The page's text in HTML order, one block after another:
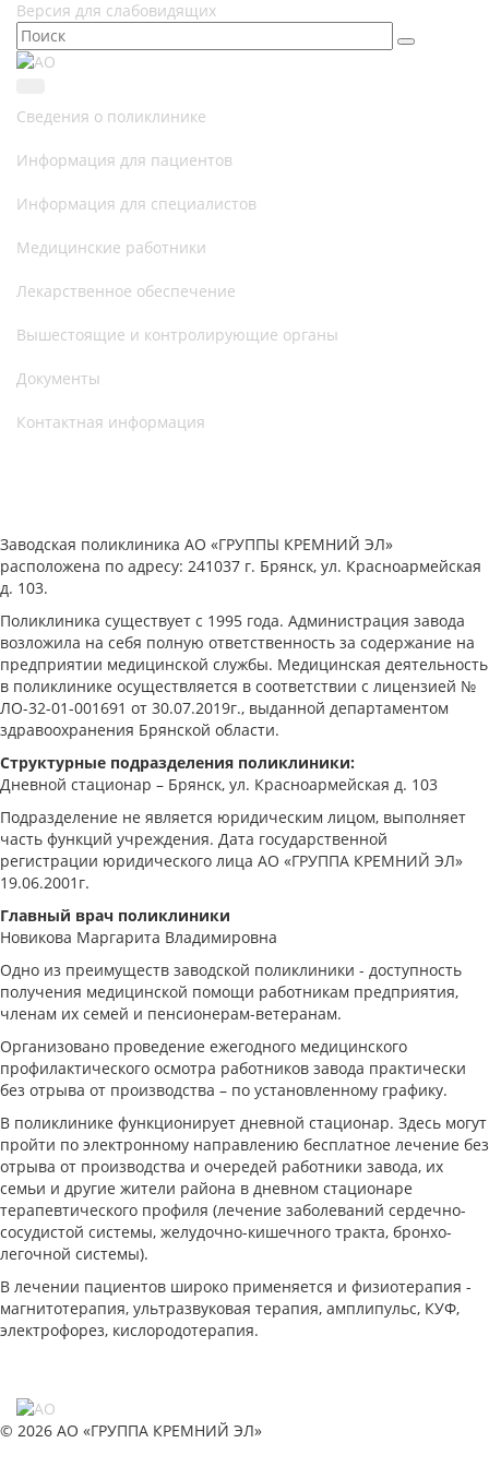
Версия для слабовидящих
Сведения о поликлинике
Информация для пациентов
Информация для специалистов
Медицинские работники
Лекарственное обеспечение
Вышестоящие и контролирующие органы
Документы
Контактная информация
Заводская поликлиника АО «ГРУППЫ КРЕМНИЙ ЭЛ»
расположена по адресу: 241037 г. Брянск, ул. Красноармейская
д. 103.
Поликлиника существует с 1995 года. Администрация завода
возложила на себя полную ответственность за содержание на
предприятии медицинской службы. Медицинская деятельность
в поликлинике осуществляется в соответствии с лицензией №
ЛО-32-01-001691 от 30.07.2019г., выданной департаментом
здравоохранения Брянской области.
Структурные подразделения поликлиники:
Дневной стационар – Брянск, ул. Красноармейская д. 103
Подразделение не является юридическим лицом, выполняет
часть функций учреждения. Дата государственной
регистрации юридического лица АО «ГРУППА КРЕМНИЙ ЭЛ»
19.06.2001г.
Главный врач поликлиники
Новикова Маргарита Владимировна
Одно из преимуществ заводской поликлиники - доступность
получения медицинской помощи работникам предприятия,
членам их семей и пенсионерам-ветеранам.
Организовано проведение ежегодного медицинского
профилактического осмотра работников завода практически
без отрыва от производства – по установленному графику.
В поликлинике функционирует дневной стационар. Здесь могут
пройти по электронному направлению бесплатное лечение без
отрыва от производства и очередей работники завода, их
семьи и другие жители района в дневном стационаре
терапевтического профиля (лечение заболеваний сердечно-
сосудистой системы, желудочно-кишечного тракта, бронхо-
легочной системы).
В лечении пациентов широко применяется и физиотерапия -
магнитотерапия, ультразвуковая терапия, амплипульс, КУФ,
электрофорез, кислородотерапия.
© 2026 АО «ГРУППА КРЕМНИЙ ЭЛ»